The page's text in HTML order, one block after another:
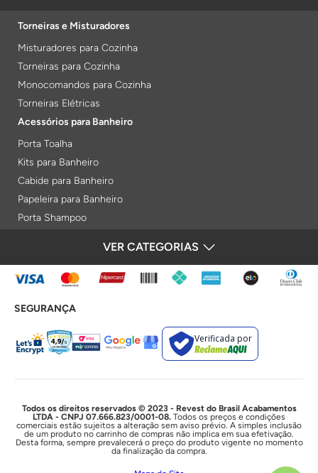
Torneiras e Misturadores
Misturadores para Cozinha
Torneiras para Cozinha
Monocomandos para Cozinha
Torneiras Elétricas
Acessórios para Banheiro
Porta Toalha
Kits para Banheiro
Cabide para Banheiro
Papeleira para Banheiro
Porta Shampoo
Porta Toalha Aquecido
Lixeiras
Acabamentos e Registros
Bases de Registros
Duchas e Chuveiros
Chuveiros Elétricos
Chuveiros
VER CATEGORIAS
FORMAS DE PAGAMENTO
SEGURANÇA
Verificada por
Todos os direitos reservados © 2023 - Revest do Brasil Acabamentos
LTDA - CNPJ 07.666.823/0001-08. Todos os preços e condições
comerciais estão sujeitos a alteração sem aviso prévio. A simples inclusão
de um produto no carrinho de compras não implica em sua efetivação.
Desta forma, sempre prevalecerá o preço do produto vigente no momento
da finalização da compra.